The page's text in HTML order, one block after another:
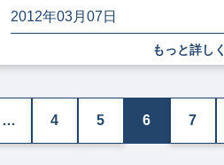
2012年03月07日
もっと詳しく
… 4 5 6 7